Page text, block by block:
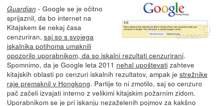
Guardian - Google se je očitno
sprijaznil, da bo internet na
Kitajskem še nekaj časa
cenzuriran, saj so s svojega
iskalnika potihoma umaknili
opozorilo uporabnikom, da so iskalni rezultati cenzurirani.
Spomnimo, da je Google leta 2011 nehal upoštevatizahteve
kitajskih oblasti po cenzuri iskalnih rezultatov, ampak je strežnike
raje premaknil v Hongkong. Partije to ni zmotilo, saj so cenzuro
pač začeli izvajati interno z velikimi kitajskim požarnim zidom.
Uporabnikom se je pri iskanju nezaželenih pojmov za kakšno